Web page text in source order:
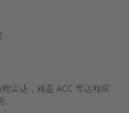
雷达，涵盖 ACC 等远程应